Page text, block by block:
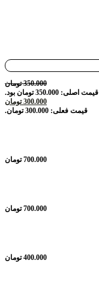
350.000 تومان
قیمت اصلی: 350.000 تومان بود.
300.000 تومان
قیمت فعلی: 300.000 تومان.
700.000 تومان
700.000 تومان
400.000 تومان